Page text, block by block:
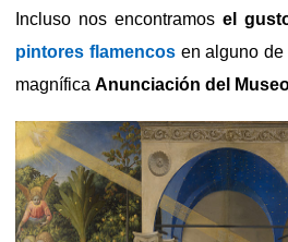
Incluso nos encontramos el
pintores flamencosen alguno de
magnífica Anunciación del